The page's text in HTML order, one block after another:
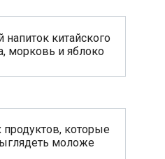
китайского
морковь и яблоко
продуктов, которые
моложе